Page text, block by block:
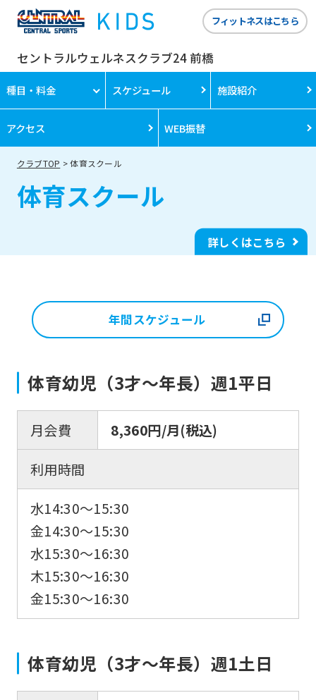
セントラルウェルネスクラブ24 前橋
フィットネスはこちら
種目・料金 スケジュール 施設紹介
アクセス WEB振替
クラブTOP 体育スクール
体育スクール
詳しくはこちら
年間スケジュール
体育幼児（3才〜年長）週1平日
月会費
8,360円/月(税込)
利用時間
水14:30〜15:30
金14:30〜15:30
水15:30〜16:30
木15:30〜16:30
金15:30〜16:30
体育幼児（3才〜年長）週1土日